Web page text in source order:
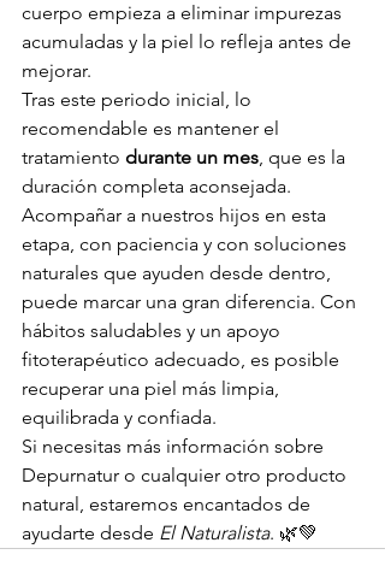
cuerpo empieza a eliminar impurezas
acumuladas y la piel lo refleja antes de
mejorar.
Tras este periodo inicial, lo
recomendable es mantener el
tratamiento durante un mes, que es la
duración completa aconsejada.
Acompañar a nuestros hijos en esta
etapa, con paciencia y con soluciones
naturales que ayuden desde dentro,
puede marcar una gran diferencia. Con
hábitos saludables y un apoyo
fitoterapéutico adecuado, es posible
recuperar una piel más limpia,
equilibrada y confiada.
Si necesitas más información sobre
Depurnatur o cualquier otro producto
natural, estaremos encantados de
ayudarte desde El Naturalista. 🌿💚